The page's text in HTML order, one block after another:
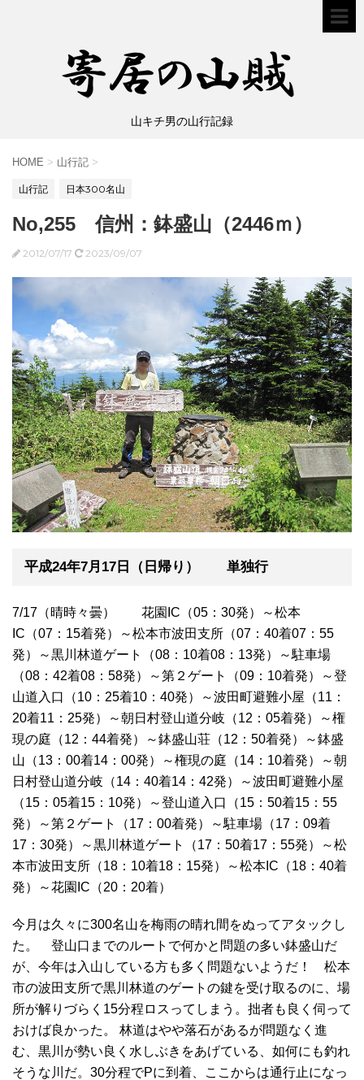
山キチ男の山行記録
HOME > 山行記 >
山行記 日本300名山
No,255 信州：鉢盛山（2446ｍ）
2012/07/17 2023/09/07
平成24年7月17日（日帰り） 単独行
7/17（晴時々曇） 花園IC（05：30発）～松本
IC（07：15着発）～松本市波田支所（07：40着07：55
発）～黒川林道ゲート（08：10着08：13発）～駐車場
（08：42着08：58発）～第２ゲート（09：10着発）～登
山道入口（10：25着10：40発）～波田町避難小屋（11：
20着11：25発）～朝日村登山道分岐（12：05着発）～権
現の庭（12：44着発）～鉢盛山荘（12：50着発）～鉢盛
山（13：00着14：00発）～権現の庭（14：10着発）～朝
日村登山道分岐（14：40着14：42発）～波田町避難小屋
（15：05着15：10発）～登山道入口（15：50着15：55
発）～第２ゲート（17：00着発）～駐車場（17：09着
17：30発）～黒川林道ゲート（17：50着17：55発）～松
本市波田支所（18：10着18：15発）～松本IC（18：40着
発）～花園IC（20：20着）
今月は久々に300名山を梅雨の晴れ間をぬってアタックし
た。 登山口までのルートで何かと問題の多い鉢盛山だ
が、今年は入山している方も多く問題ないようだ！ 松本
市の波田支所で黒川林道のゲートの鍵を受け取るのに、場
所が解りづらく15分程ロスってしまう。拙者も良く伺って
おけば良かった。 林道はやや落石があるが問題なく進
む、黒川が勢い良く水しぶきをあげている、如何にも釣れ
そうな川だ。30分程でPに到着、ここからは通行止になっ